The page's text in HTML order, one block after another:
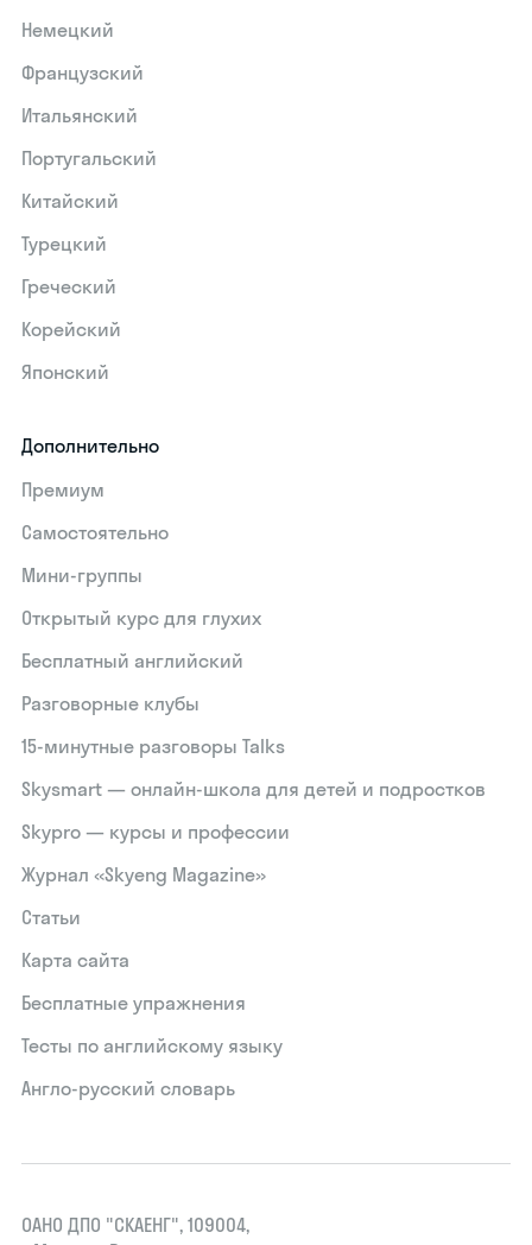
Немецкий
Французский
Итальянский
Португальский
Китайский
Турецкий
Греческий
Корейский
Японский
Дополнительно
Премиум
Самостоятельно
Мини-группы
Открытый курс для глухих
Бесплатный английский
Разговорные клубы
15‑минутные разговоры Talks
Skysmart — онлайн-школа для детей и подростков
Skypro — курсы и профессии
Журнал «Skyeng Magazine»
Статьи
Карта сайта
Бесплатные упражнения
Тесты по английскому языку
Англо-русский словарь
ОАНО ДПО "СКАЕНГ", 109004,